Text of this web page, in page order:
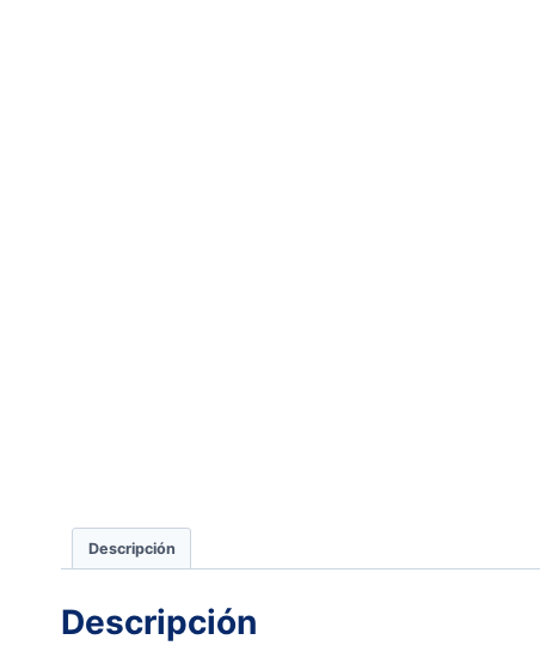
Descripción
Descripción